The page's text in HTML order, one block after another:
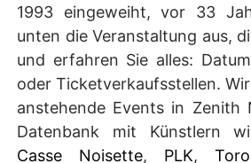
1993 eingeweiht, vor 33
unten die Veranstaltung aus,
und erfahren Sie alles:
oder Ticketverkaufsstellen.
anstehende Events in Zenith
Datenbank mit Künstlern
Casse Noisette, PLK,